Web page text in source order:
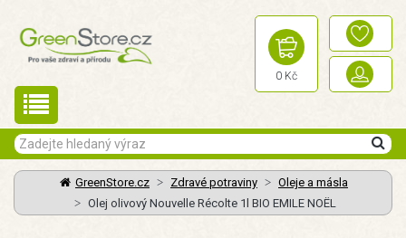
0 Kč
GreenStore.cz Zdravé potraviny
Oleje a másla
Olej olivový Nouvelle Récolte 1l BIO EMILE NOËL